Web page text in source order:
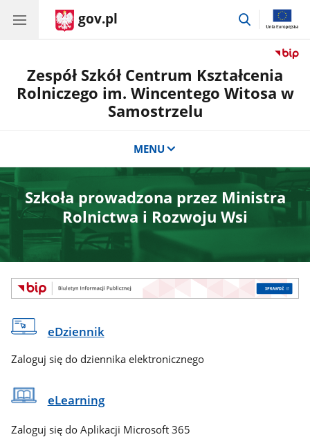
gov.pl
przejdź
Zespół Szkół Centrum Kształcenia
Rolniczego im. Wincentego Witosa w
Samostrzelu
MENU
Szkoła prowadzona przez Ministra
Rolnictwa i Rozwoju Wsi
eDziennik
Zaloguj się do dziennika elektronicznego
eLearning
Zaloguj się do Aplikacji Microsoft 365